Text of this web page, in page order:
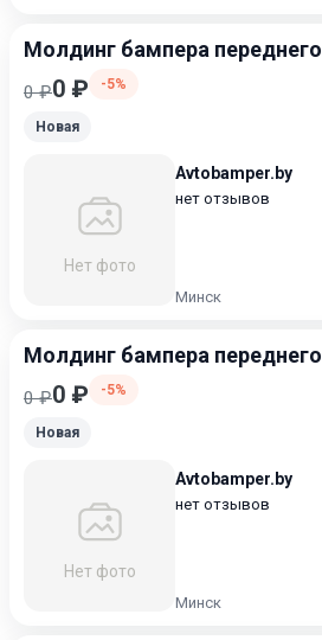
Молдинг бампера переднего
0 ₽0 ₽ -5%
Новая
Нет фото
Avtobamper.by
нет отзывов
Минск
Молдинг бампера переднего
0 ₽0 ₽ -5%
Новая
Нет фото
Avtobamper.by
нет отзывов
Минск